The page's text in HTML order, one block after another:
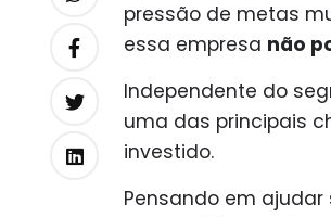
pressão de metas
essa empresa não
Independente do
uma das principais
investido.
Pensando em